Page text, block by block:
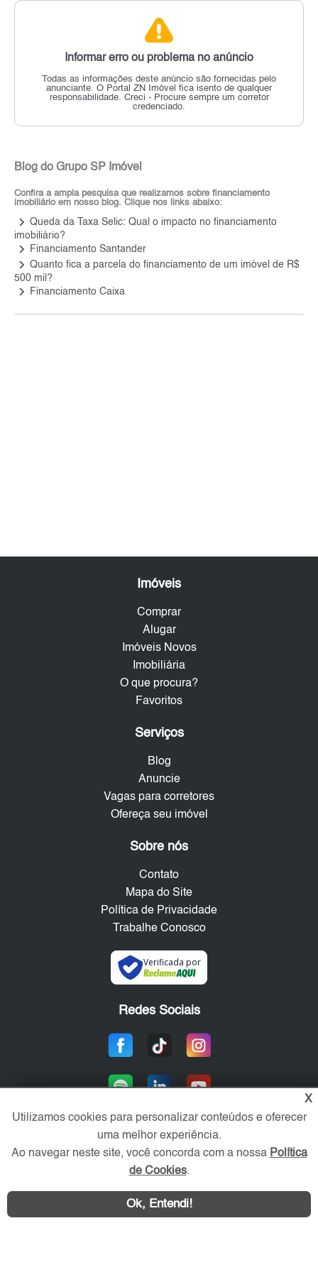
Informar erro ou problema no anúncio
Todas as informações deste anúncio são fornecidas pelo
anunciante. O Portal ZN Imóvel fica isento de qualquer
responsabilidade. Creci - Procure sempre um corretor
credenciado.
Blog do Grupo SP Imóvel
Confira a ampla pesquisa que realizamos sobre financiamento
imobiliário em nosso blog. Clique nos links abaixo:
keyboard_arrow_right Queda da Taxa Selic: Qual o impacto no financiamento
imobiliário?
keyboard_arrow_right Financiamento Santander
keyboard_arrow_right Quanto fica a parcela do financiamento de um imóvel de R$
500 mil?
keyboard_arrow_right Financiamento Caixa
WhatsApp Contatar
Imóveis
Comprar
Alugar
Imóveis Novos
Imobiliária
O que procura?
Favoritos
Serviços
Blog
Anuncie
Vagas para corretores
Ofereça seu imóvel
Sobre nós
Contato
Mapa do Site
Política de Privacidade
Trabalhe Conosco
Verificada por
Redes Sociais
Área exclusiva aos anunciantes,
acesse sua conta:
X
Utilizamos cookies para personalizar conteúdos e oferecer
uma melhor experiência.
Ao navegar neste site, você concorda com a nossa Política
de Cookies.
Ok, Entendi!